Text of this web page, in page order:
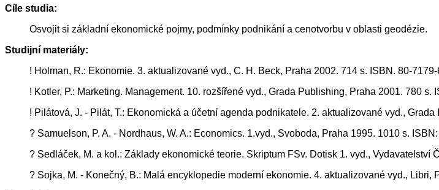
Cíle studia:
Osvojit si základní ekonomické pojmy, podmínky podnikání a cenotvorbu v oblasti geodézie.
Studijní materiály:
! Holman, R.: Ekonomie. 3. aktualizované vyd., C. H. Beck, Praha 2002. 714 s. ISBN. 80-7179-
! Kotler, P.: Marketing. Management. 10. rozšířené vyd., Grada Publishing, Praha 2001. 780 s.
! Pilátová, J. - Pilát, T.: Ekonomická a účetní agenda podnikatele. 2. aktualizované vyd.,
? Samuelson, P. A. - Nordhaus, W. A.: Economics. 1.vyd., Svoboda, Praha 1995. 1010 s.
? Sedláček, M. a kol.: Základy ekonomické teorie. Skriptum FSv. Dotisk 1. vyd., Vydavatelství
? Sojka, M. - Konečný, B.: Malá encyklopedie moderní ekonomie. 4. aktualizované vyd., Libri,